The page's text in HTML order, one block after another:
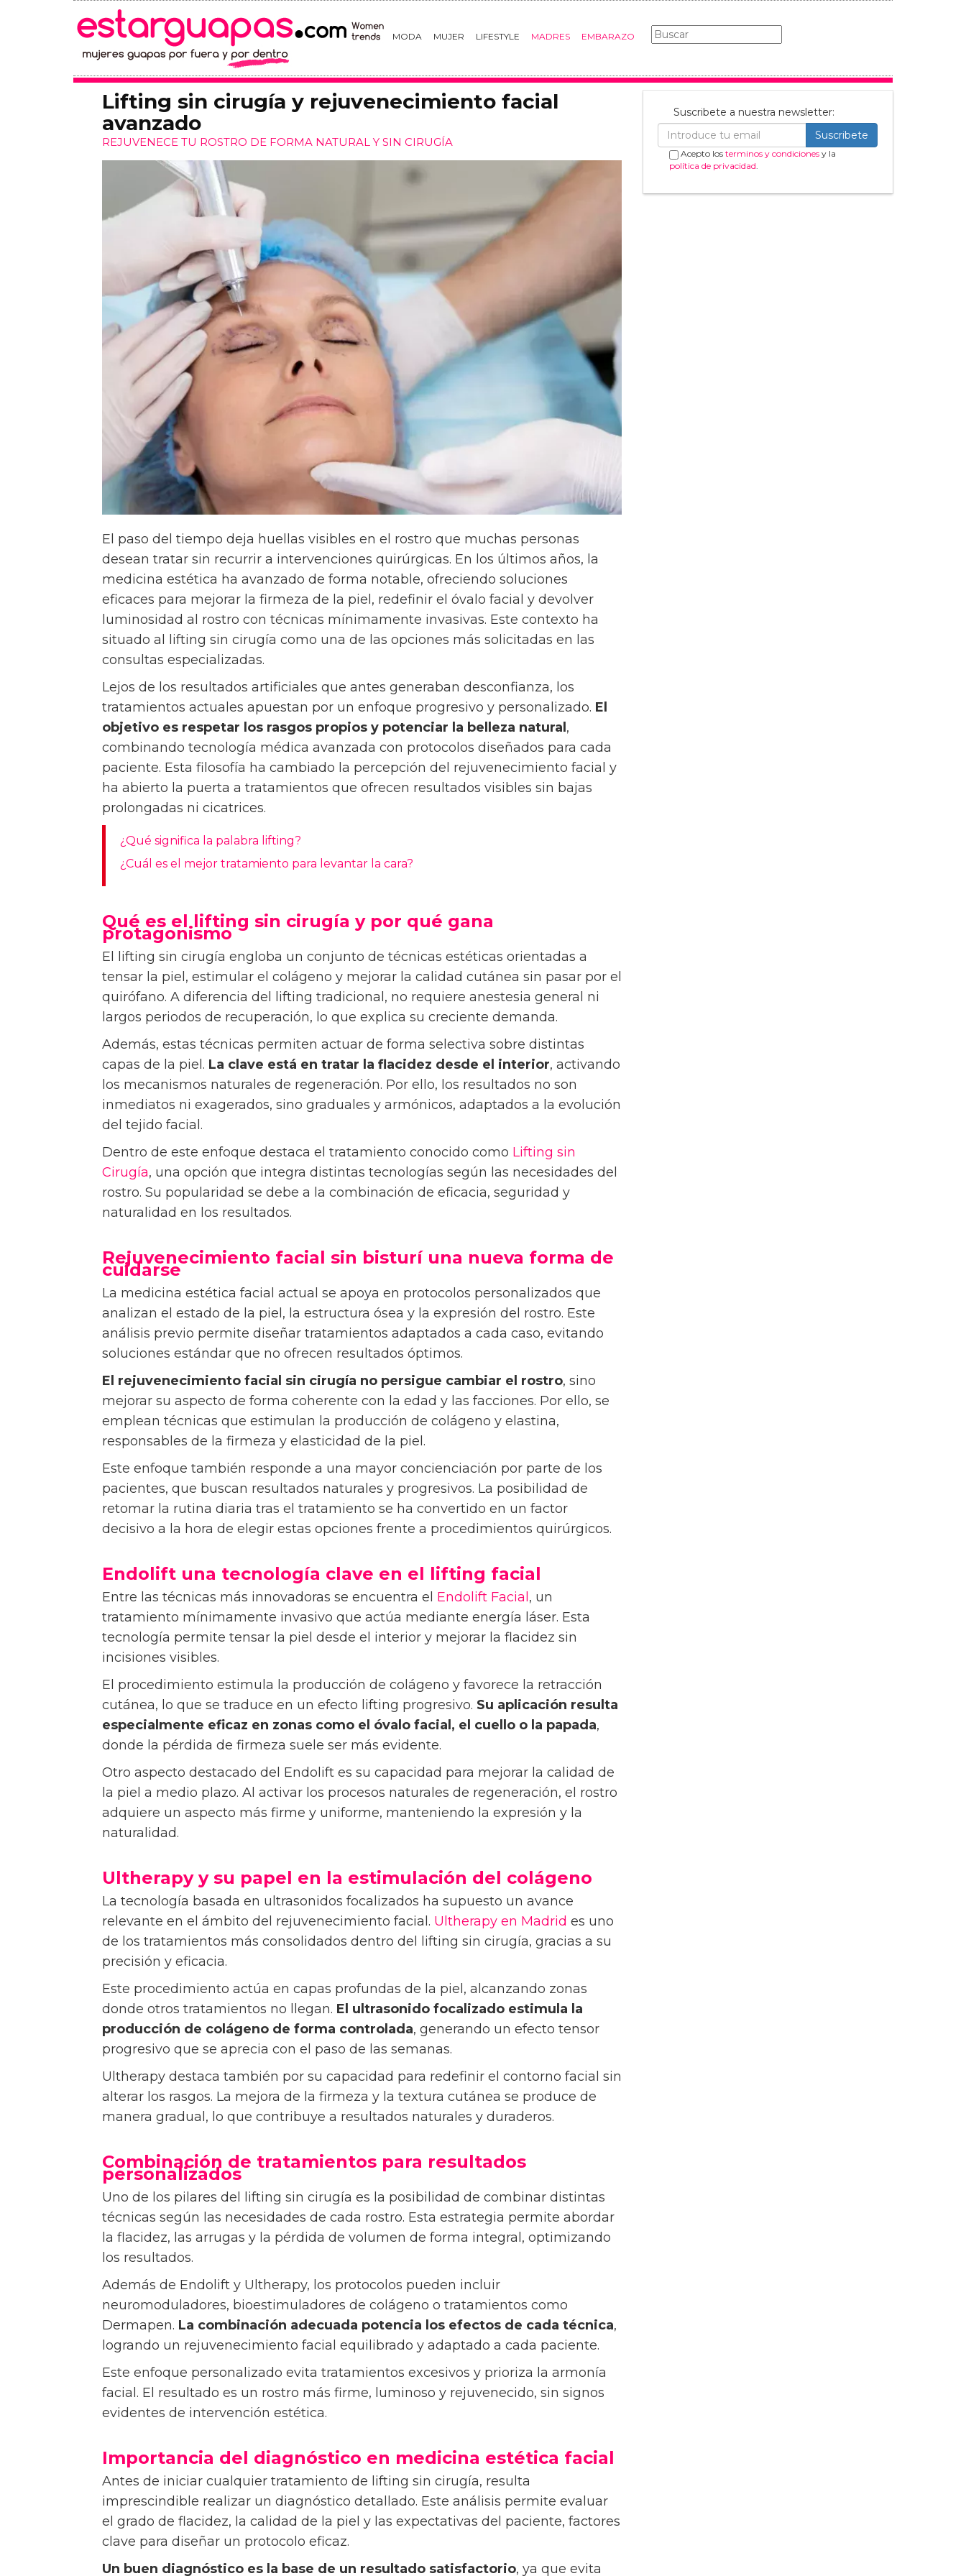
MODA MUJER LIFESTYLE MADRES EMBARAZO
Lifting sin cirugía y rejuvenecimiento facial
avanzado
REJUVENECE TU ROSTRO DE FORMA NATURAL Y SIN CIRUGÍA
El paso del tiempo deja huellas visibles en el rostro que muchas personas
desean tratar sin recurrir a intervenciones quirúrgicas. En los últimos años, la
medicina estética ha avanzado de forma notable, ofreciendo soluciones
eficaces para mejorar la firmeza de la piel, redefinir el óvalo facial y devolver
luminosidad al rostro con técnicas mínimamente invasivas. Este contexto ha
situado al lifting sin cirugía como una de las opciones más solicitadas en las
consultas especializadas.
Lejos de los resultados artificiales que antes generaban desconfianza, los
tratamientos actuales apuestan por un enfoque progresivo y personalizado. El
objetivo es respetar los rasgos propios y potenciar la belleza natural ,
combinando tecnología médica avanzada con protocolos diseñados para cada
paciente. Esta filosofía ha cambiado la percepción del rejuvenecimiento facial y
ha abierto la puerta a tratamientos que ofrecen resultados visibles sin bajas
prolongadas ni cicatrices.
¿Qué significa la palabra lifting?
¿Cuál es el mejor tratamiento para levantar la cara?
Qué es el lifting sin cirugía y por qué gana
protagonismo
El lifting sin cirugía engloba un conjunto de técnicas estéticas orientadas a
tensar la piel, estimular el colágeno y mejorar la calidad cutánea sin pasar por el
quirófano. A diferencia del lifting tradicional, no requiere anestesia general ni
largos periodos de recuperación, lo que explica su creciente demanda.
Además, estas técnicas permiten actuar de forma selectiva sobre distintas
capas de la piel. La clave está en tratar la flacidez desde el interior, activando
los mecanismos naturales de regeneración. Por ello, los resultados no son
inmediatos ni exagerados, sino graduales y armónicos, adaptados a la evolución
del tejido facial.
Dentro de este enfoque destaca el tratamiento conocido como Lifting sin
Cirugía, una opción que integra distintas tecnologías según las necesidades del
rostro. Su popularidad se debe a la combinación de eficacia, seguridad y
naturalidad en los resultados.
Rejuvenecimiento facial sin bisturí una nueva forma de
cuidarse
La medicina estética facial actual se apoya en protocolos personalizados que
analizan el estado de la piel, la estructura ósea y la expresión del rostro. Este
análisis previo permite diseñar tratamientos adaptados a cada caso, evitando
soluciones estándar que no ofrecen resultados óptimos.
El rejuvenecimiento facial sin cirugía no persigue cambiar el rostro, sino
mejorar su aspecto de forma coherente con la edad y las facciones. Por ello, se
emplean técnicas que estimulan la producción de colágeno y elastina,
responsables de la firmeza y elasticidad de la piel.
Este enfoque también responde a una mayor concienciación por parte de los
pacientes, que buscan resultados naturales y progresivos. La posibilidad de
retomar la rutina diaria tras el tratamiento se ha convertido en un factor
decisivo a la hora de elegir estas opciones frente a procedimientos quirúrgicos.
Endolift una tecnología clave en el lifting facial
Entre las técnicas más innovadoras se encuentra el Endolift Facial , un
tratamiento mínimamente invasivo que actúa mediante energía láser. Esta
tecnología permite tensar la piel desde el interior y mejorar la flacidez sin
incisiones visibles.
El procedimiento estimula la producción de colágeno y favorece la retracción
cutánea, lo que se traduce en un efecto lifting progresivo. Su aplicación resulta
especialmente eficaz en zonas como el óvalo facial, el cuello o la papada,
donde la pérdida de firmeza suele ser más evidente.
Otro aspecto destacado del Endolift es su capacidad para mejorar la calidad de
la piel a medio plazo. Al activar los procesos naturales de regeneración, el rostro
adquiere un aspecto más firme y uniforme, manteniendo la expresión y la
naturalidad.
Ultherapy y su papel en la estimulación del colágeno
La tecnología basada en ultrasonidos focalizados ha supuesto un avance
relevante en el ámbito del rejuvenecimiento facial. Ultherapy en Madrid es uno
de los tratamientos más consolidados dentro del lifting sin cirugía, gracias a su
precisión y eficacia.
Este procedimiento actúa en capas profundas de la piel, alcanzando zonas
donde otros tratamientos no llegan. El ultrasonido focalizado estimula la
producción de colágeno de forma controlada, generando un efecto tensor
progresivo que se aprecia con el paso de las semanas.
Ultherapy destaca también por su capacidad para redefinir el contorno facial sin
alterar los rasgos. La mejora de la firmeza y la textura cutánea se produce de
manera gradual, lo que contribuye a resultados naturales y duraderos.
Combinación de tratamientos para resultados
personalizados
Uno de los pilares del lifting sin cirugía es la posibilidad de combinar distintas
técnicas según las necesidades de cada rostro. Esta estrategia permite abordar
la flacidez, las arrugas y la pérdida de volumen de forma integral, optimizando
los resultados.
Además de Endolift y Ultherapy, los protocolos pueden incluir
neuromoduladores, bioestimuladores de colágeno o tratamientos como
Dermapen. La combinación adecuada potencia los efectos de cada técnica,
logrando un rejuvenecimiento facial equilibrado y adaptado a cada paciente.
Este enfoque personalizado evita tratamientos excesivos y prioriza la armonía
facial. El resultado es un rostro más firme, luminoso y rejuvenecido, sin signos
evidentes de intervención estética.
Importancia del diagnóstico en medicina estética facial
Antes de iniciar cualquier tratamiento de lifting sin cirugía, resulta
imprescindible realizar un diagnóstico detallado. Este análisis permite evaluar
el grado de flacidez, la calidad de la piel y las expectativas del paciente, factores
clave para diseñar un protocolo eficaz.
Un buen diagnóstico es la base de un resultado satisfactorio, ya que evita
Suscribete a nuestra newsletter:
Suscribete
Acepto los terminos y condicionesy la
política de privacidad.